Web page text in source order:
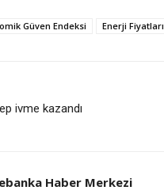
Güven Endeksi Enerji Fiyatları
ivme kazandı
Haber Merkezi